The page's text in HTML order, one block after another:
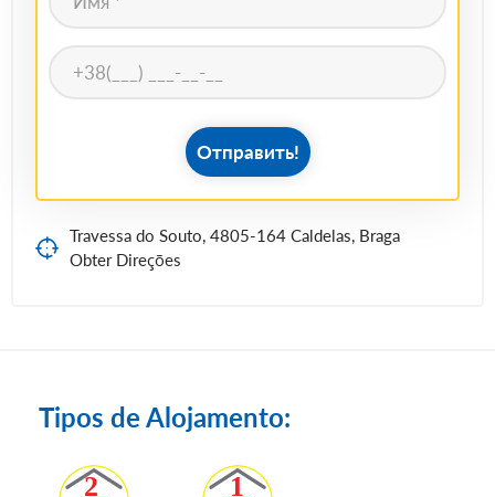
Отправить!
Travessa do Souto, 4805-164 Caldelas, Braga
Obter Direções
Tipos de Alojamento: